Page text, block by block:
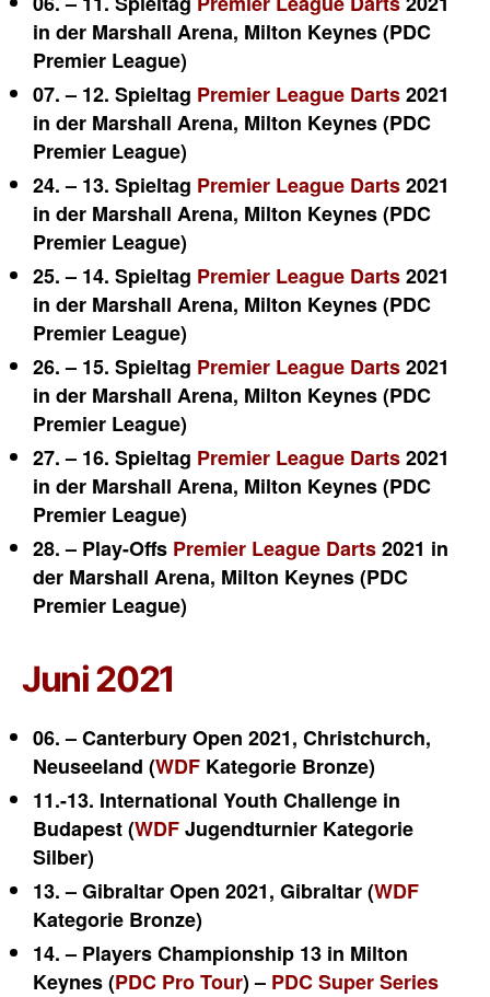
in der Marshall Arena, Milton Keynes (PDC
Premier League)
07. – 12. Spieltag Premier League Darts2021
in der Marshall Arena, Milton Keynes (PDC
Premier League)
24. – 13. Spieltag Premier League Darts2021
in der Marshall Arena, Milton Keynes (PDC
Premier League)
25. – 14. Spieltag Premier League Darts2021
in der Marshall Arena, Milton Keynes (PDC
Premier League)
26. – 15. Spieltag Premier League Darts2021
in der Marshall Arena, Milton Keynes (PDC
Premier League)
27. – 16. Spieltag Premier League Darts2021
in der Marshall Arena, Milton Keynes (PDC
Premier League)
28. – Play-Offs Premier League Darts2021 in
der Marshall Arena, Milton Keynes (PDC
Premier League)
Juni 2021
06. – Canterbury Open 2021, Christchurch,
Neuseeland (WDF Kategorie Bronze)
11.-13. International Youth Challenge in
Budapest (WDFJugendturnier Kategorie
Silber)
13. – Gibraltar Open 2021, Gibraltar (WDF
Kategorie Bronze)
14. – Players Championship 13 in Milton
Keynes(PDC Pro Tour) – PDC Super Series